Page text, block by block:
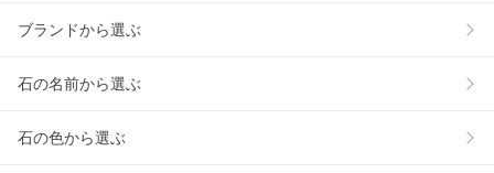
ブランドから選ぶ
石の名前から選ぶ
石の色から選ぶ